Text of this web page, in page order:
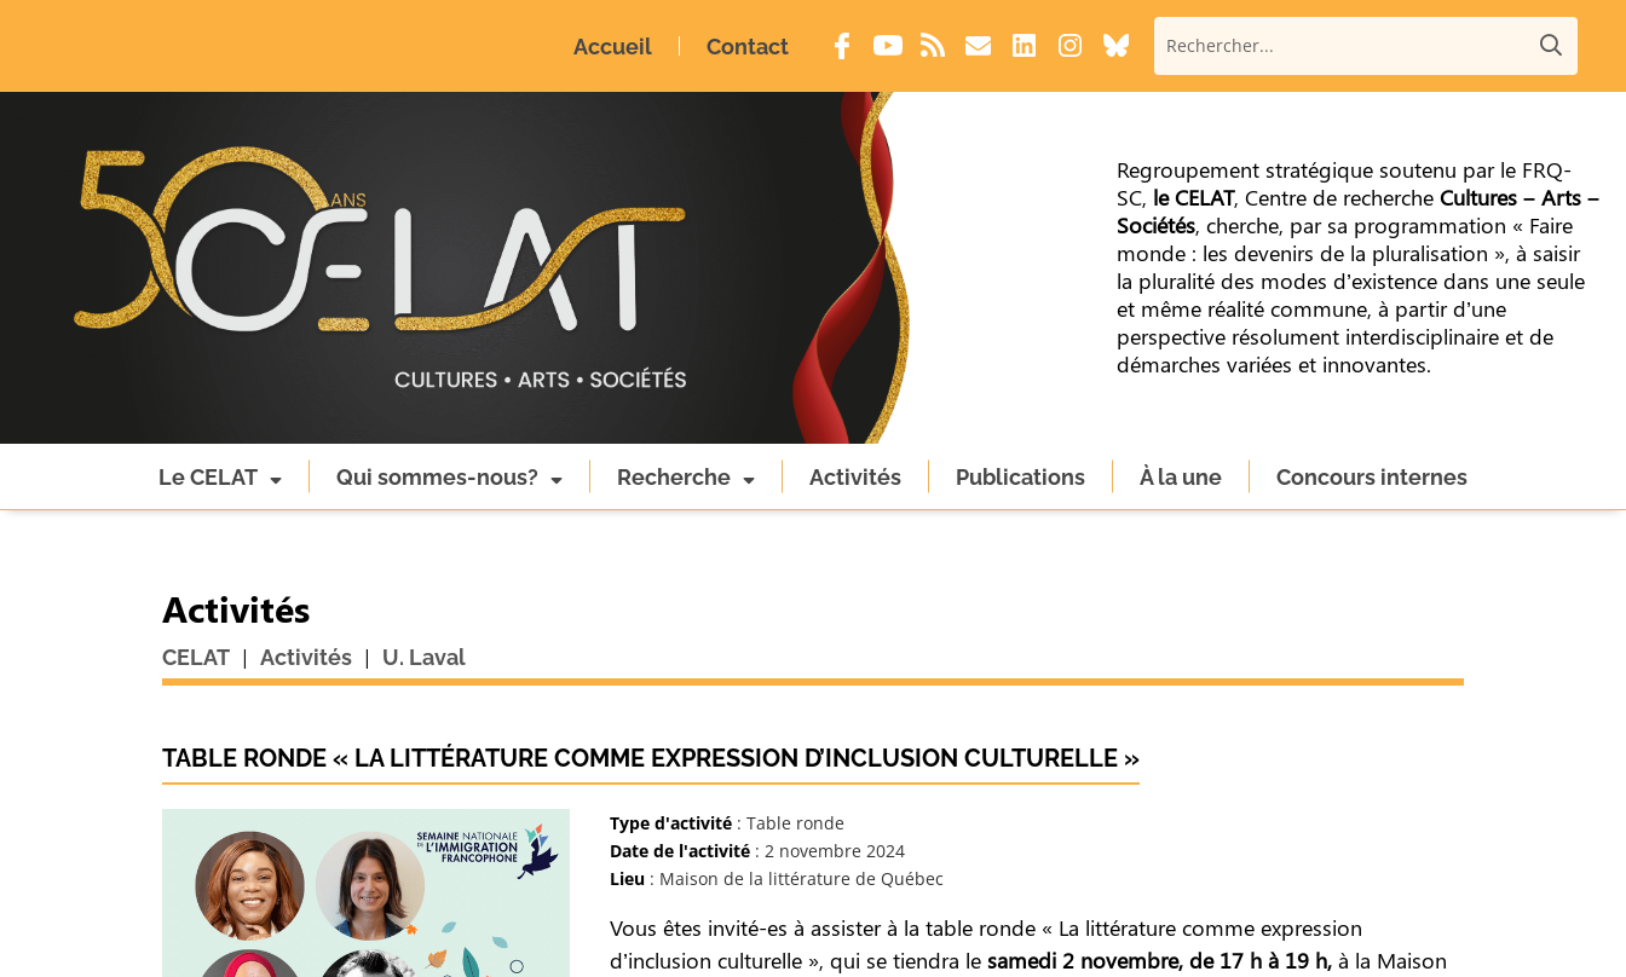
Accueil Contact
Regroupement stratégique soutenu par le FRQ-
SC, le CELAT, Centre de recherche Cultures – Arts –
Sociétés, cherche, par sa programmation « Faire
monde : les devenirs de la pluralisation », à saisir
la pluralité des modes d’existence dans une seule
et même réalité commune, à partir d’une
perspective résolument interdisciplinaire et de
démarches variées et innovantes.
Le CELAT Qui sommes-nous? Recherche Activités Publications À la une Concours internes
Activités
CELAT | Activités | U. Laval
TABLE RONDE « LA LITTÉRATURE COMME EXPRESSION D’INCLUSION CULTURELLE »
Type d'activité: Table ronde
Date de l'activité: 2 novembre 2024
Lieu: Maison de la littérature de Québec
Vous êtes invité-es à assister à la table ronde « La littérature comme expression
d’inclusion culturelle », qui se tiendra le samedi 2 novembre, de 17 h à 19 h,à la Maison